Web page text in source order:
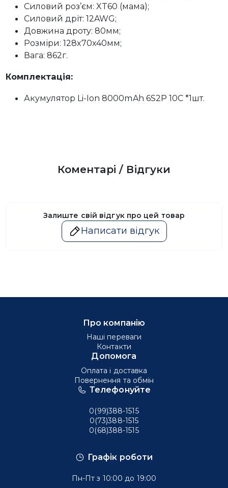
Силовий роз’єм: XT60 (мама);
Силовий дріт: 12AWG;
Довжина дроту: 80мм;
Розміри: 128x70x40мм;
Вага: 862г.
Комплектація:
Акумулятор Li-Ion 8000mAh 6S2P 10C *1шт.
Коментарі / Відгуки
Залиште свій відгук про цей товар
Написати відгук
Графік роботи
Пн-Пт з 10:00 до 19:00
Телефонуйте
0(99)388-1515
0(73)388-1515
0(68)388-1515
Про компанію
Наші переваги
Контакти
Допомога
Оплата і доставка
Повернення та обмін